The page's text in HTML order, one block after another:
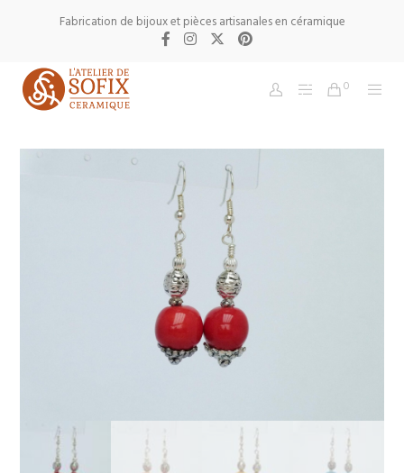
Fabrication de bijoux et pièces artisanales en céramique
0